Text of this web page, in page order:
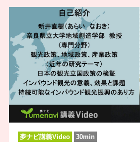
夢ナビ講義Video 30min